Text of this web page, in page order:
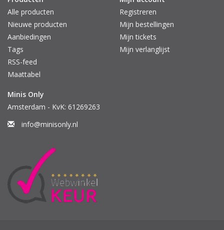
Alle producten
Nieuwe producten
Aanbiedingen
Tags
RSS-feed
Maattabel
Registreren
Mijn bestellingen
Mijn tickets
Mijn verlanglijst
Minis Only
Amsterdam - KvK: 61269263
info@minisonly.nl